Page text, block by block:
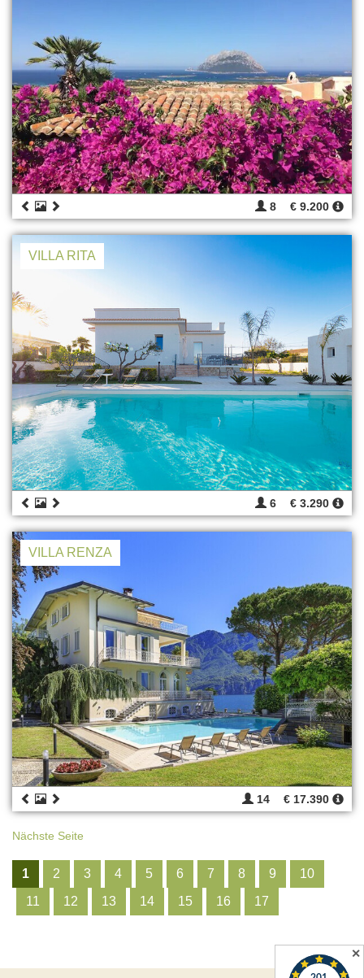
8 € 9.200
VILLA RITA
6 € 3.290
VILLA RENZA
14 € 17.390
Nächste Seite
1 2 3 4 5 6 7 8 9
10
11
12 13 14 15 16 17
✕